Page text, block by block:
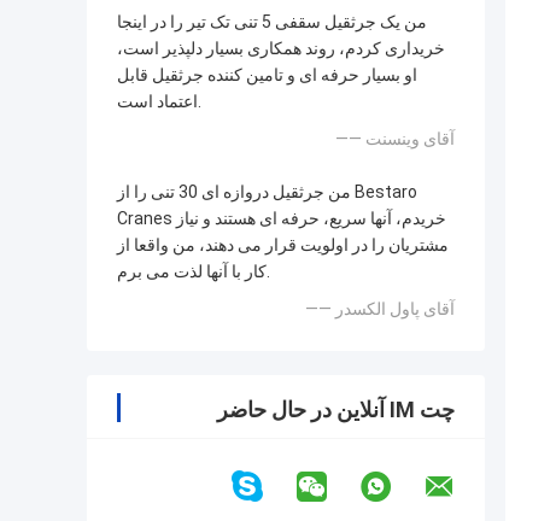
من یک جرثقیل سقفی 5 تنی تک تیر را در اینجا
خریداری کردم، روند همکاری بسیار دلپذیر است،
او بسیار حرفه ای و تامین کننده جرثقیل قابل
اعتماد است.
—— آقای وینسنت
من جرثقیل دروازه ای 30 تنی را از Bestaro
Cranes خریدم، آنها سریع، حرفه ای هستند و نیاز
مشتریان را در اولویت قرار می دهند، من واقعا از
کار با آنها لذت می برم.
—— آقای پاول الکسدر
چت IM آنلاین در حال حاضر